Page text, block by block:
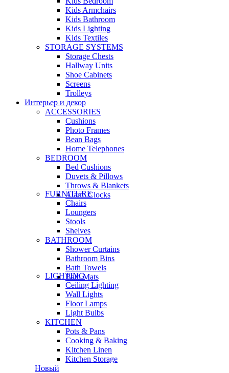
Kids Armchairs
Kids Bathroom
Kids Lighting
Kids Textiles
STORAGE SYSTEMS
Storage Chests
Hallway Units
Shoe Cabinets
Screens
Trolleys
Интерьер и декор
ACCESSORIES
Cushions
Photo Frames
Bean Bags
Home Telephones
BEDROOM
Bed Cushions
Duvets & Pillows
Throws & Blankets
Alarm Clocks
FURNITURE
Chairs
Loungers
Stools
Shelves
BATHROOM
Shower Curtains
Bathroom Bins
Bath Towels
Bath Mats
LIGHTING
Ceiling Lighting
Wall Lights
Floor Lamps
Light Bulbs
KITCHEN
Pots & Pans
Cooking & Baking
Kitchen Linen
Kitchen Storage
Новый